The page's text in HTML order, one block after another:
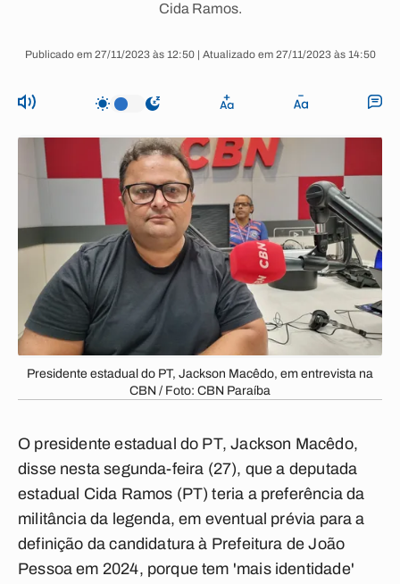
Cida Ramos.
Publicado em 27/11/2023 às 12:50 | Atualizado em 27/11/2023 às 14:50
Presidente estadual do PT, Jackson Macêdo, em entrevista na
CBN / Foto: CBN Paraíba
O presidente estadual do PT, Jackson Macêdo,
disse nesta segunda-feira (27), que a deputada
estadual Cida Ramos (PT) teria a preferência da
militância da legenda, em eventual prévia para a
definição da candidatura à Prefeitura de João
Pessoa em 2024, porque tem 'mais identidade'